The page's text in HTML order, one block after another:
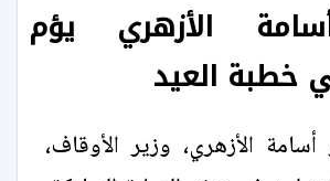
الأزهري يؤم
خطبة العيد
الأزهري، وزير الأوقاف،